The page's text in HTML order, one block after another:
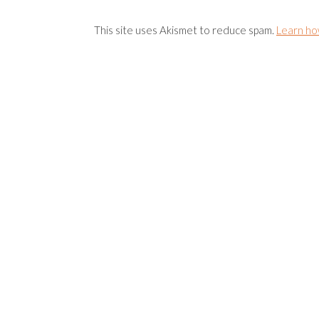
This site uses Akismet to reduce spam. Learn